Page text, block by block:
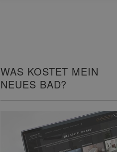
WAS KOSTET MEIN
NEUES BAD?